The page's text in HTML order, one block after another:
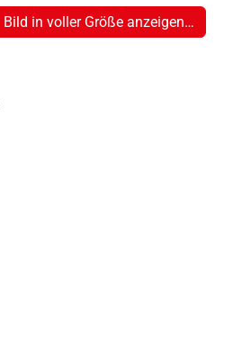
Bild in voller Größe anzeigen…